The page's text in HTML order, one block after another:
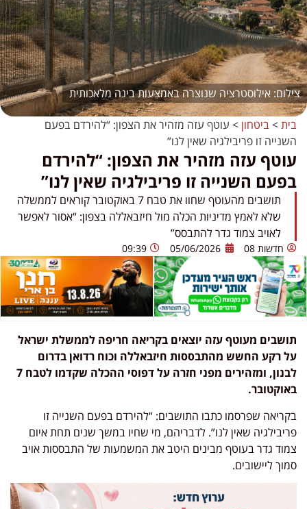
אילוסטרציה שנוצרה באמצעות בינה מלאכותית
בית>ביטחון> עוטף עזה מזהיר את הצפון: “להירדם בפעם
השנייה זו פריבילגיה שאין לנו”
עוטף עזה מזהיר את הצפון: “להירדם
בפעם השנייה זו פריבילגיה שאין לנו”
תושבים מהעוטף שחוו את טבח 7 באוקטובר קוראים לממשלה
שלא לאמץ מדיניות הכלה מול חיזבאללה בצפון: “אסור לאפשר
לאויב צמוד גדר להתבסס”
חדשות 08 05/06/2026
09:39
תושבים מעוטף עזה יוצאים בקריאה חריפה לממשלת ישראל
על רקע החשש מהתבססות חיזבאללה וכוח רדואן בדרום
לבנון, ומזהירים מפני חזרה על דפוסי ההכלה שקדמו לטבח 7
באוקטובר.
בקריאה שפרסמו כתבו התושבים: “להירדם בפעם השנייה זו
פריבילגיה שאין לנו”. לדבריהם, מי שחיו במשך שנים תחת איום
צמוד גדר בעוטף מבינים היטב את המשמעות של התבססות אויב
סמוך ליישובים.